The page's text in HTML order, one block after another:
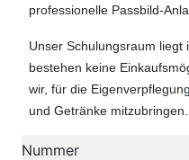
professionelle Passbild-
Unser Schulungsraum
bestehen keine
wir, für die
und Getränke
Nummer